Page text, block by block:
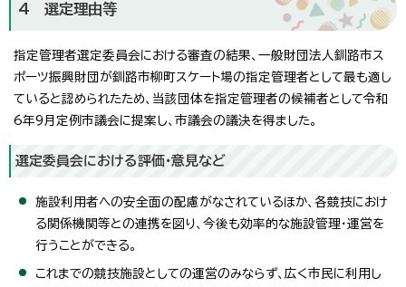
4 選定理由等
指定管理者選定委員会における審査の結果、一般財団法人釧路市ス
ポーツ振興財団が釧路市柳町スケート場の指定管理者として最も適し
ていると認められたため、当該団体を指定管理者の候補者として令和
6年9月定例市議会に提案し、市議会の議決を得ました。
選定委員会における評価・意見など
施設利用者への安全面の配慮がなされているほか、各競技におけ
る関係機関等との連携を図り、今後も効率的な施設管理・運営を
行うことができる。
これまでの競技施設としての運営のみならず、広く市民に利用し